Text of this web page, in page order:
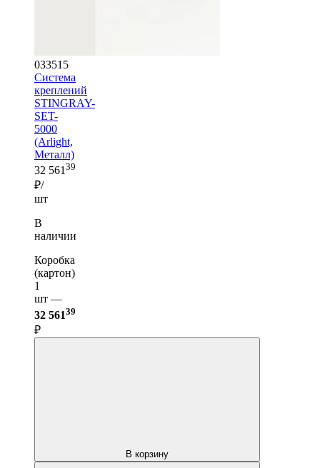
033515
Система
креплений
STINGRAY-
SET-
5000
(Arlight,
Металл)
32 561 39
₽/
шт
В
наличии
Коробка
(картон)
1
шт —
32 56139
₽
В корзину